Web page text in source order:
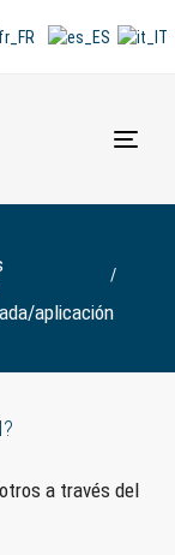
aplicación
a través del